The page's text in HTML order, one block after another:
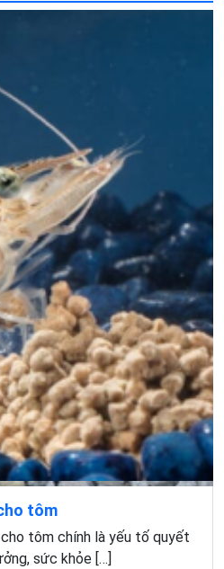
tôm
tôm chính là yếu tố quyết
sức khỏe […]